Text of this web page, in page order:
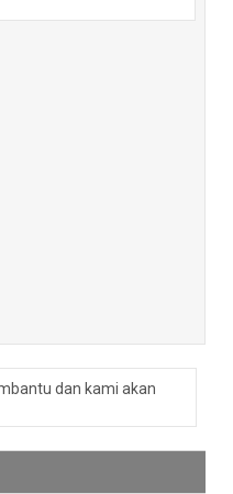
dan kami akan